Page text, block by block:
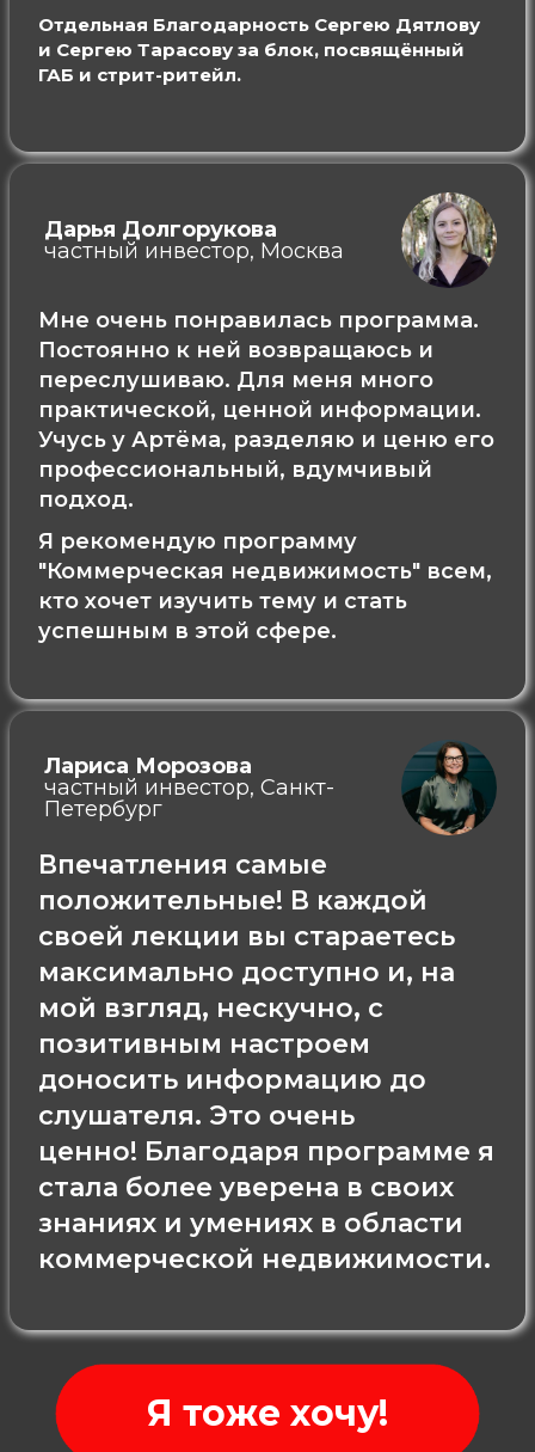
Отдельная Благодарность Сергею Дятлову
и Сергею Тарасову за блок, посвящённый
ГАБ и стрит-ритейл.
Дарья Долгорукова
частный инвестор, Москва
Мне очень понравилась программа.
Постоянно к ней возвращаюсь и
переслушиваю. Для меня много
практической, ценной информации.
Учусь у Артёма, разделяю и ценю его
профессиональный, вдумчивый
подход.
Я рекомендую программу
"Коммерческая недвижимость" всем,
кто хочет изучить тему и стать
успешным в этой сфере.
Лариса Морозова
частный инвестор, Санкт-
Петербург
Впечатления самые
положительные! В каждой
своей лекции вы стараетесь
максимально доступно и, на
мой взгляд, нескучно, с
позитивным настроем
доносить информацию до
слушателя. Это очень
ценно! Благодаря программе я
стала более уверена в своих
знаниях и умениях в области
коммерческой недвижимости.
Я тоже хочу!